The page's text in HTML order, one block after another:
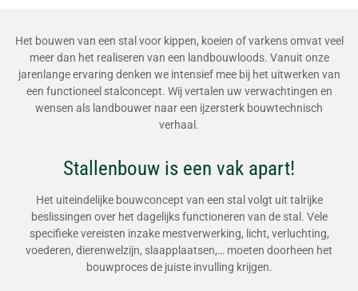
Het bouwen van een stal voor kippen, koeien of varkens omvat veel
meer dan het realiseren van een landbouwloods. Vanuit onze
jarenlange ervaring denken we intensief mee bij het uitwerken van
een functioneel stalconcept. Wij vertalen uw verwachtingen en
wensen als landbouwer naar een ijzersterk bouwtechnisch
verhaal.
Stallenbouw is een vak apart!
Het uiteindelijke bouwconcept van een stal volgt uit talrijke
beslissingen over het dagelijks functioneren van de stal. Vele
specifieke vereisten inzake mestverwerking, licht, verluchting,
voederen, dierenwelzijn, slaapplaatsen,… moeten doorheen het
bouwproces de juiste invulling krijgen.